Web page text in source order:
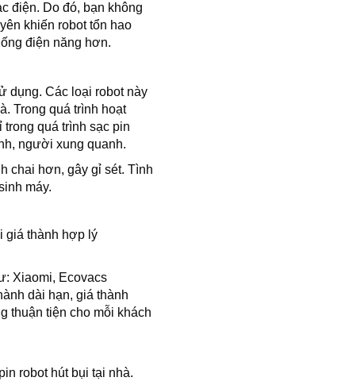
điện. Do đó, bạn không
khiến robot tổn hao
điện năng hơn.
dụng. Các loại robot này
Trong quá trình hoạt
quá trình sạc pin
người xung quanh.
chai hơn, gây gỉ sét. Tình
máy.
giá thành hợp lý
Xiaomi, Ecovacs
dài hạn, giá thành
thuận tiện cho mỗi khách
robot hút bụi tại nhà.